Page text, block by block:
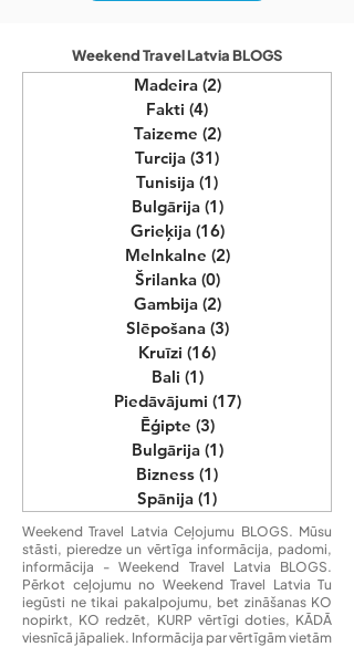
Weekend Travel Latvia BLOGS
Madeira (2)2 posts
Fakti (4)4 posts
Taizeme (2)
Turcija (31)31 posts
Tunisija (1)1 post
Bulgārija (1)1 post
Grieķija (16)
Melnkalne (2)
Šrilanka (0)0 posts
Gambija (2)
Slēpošana
Kruīzi (16)16 posts
Bali (1)1 post
Piedāvājumi (17)
Ēģipte (3)3 posts
Bulgārija (1)
Bizness (1)1 post
Spānija (1)1 post
Weekend Travel Latvia Ceļojumu BLOGS. Mūsu
stāsti, pieredze un vērtīga informācija, padomi,
informācija - Weekend Travel Latvia BLOGS.
Pērkot ceļojumu no Weekend Travel Latvia Tu